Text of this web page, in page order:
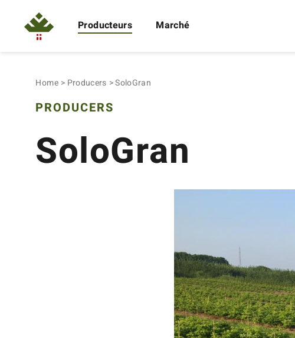
Producteurs Marché
Home Producers SoloGran
PRODUCERS
SoloGran